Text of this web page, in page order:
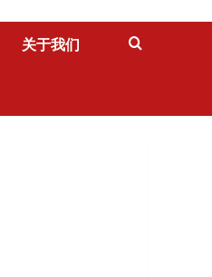
关于我们